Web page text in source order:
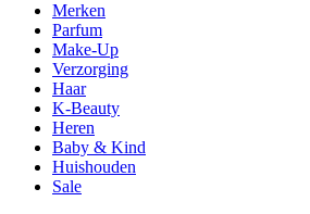
Merken
Parfum
Make-Up
Verzorging
Haar
K-Beauty
Heren
Baby & Kind
Huishouden
Sale